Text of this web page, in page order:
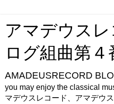
アマデウス
ログ組曲第４
AMADEUSRECORD
you may enjoy the classical
マデウスレコード、アマデウ